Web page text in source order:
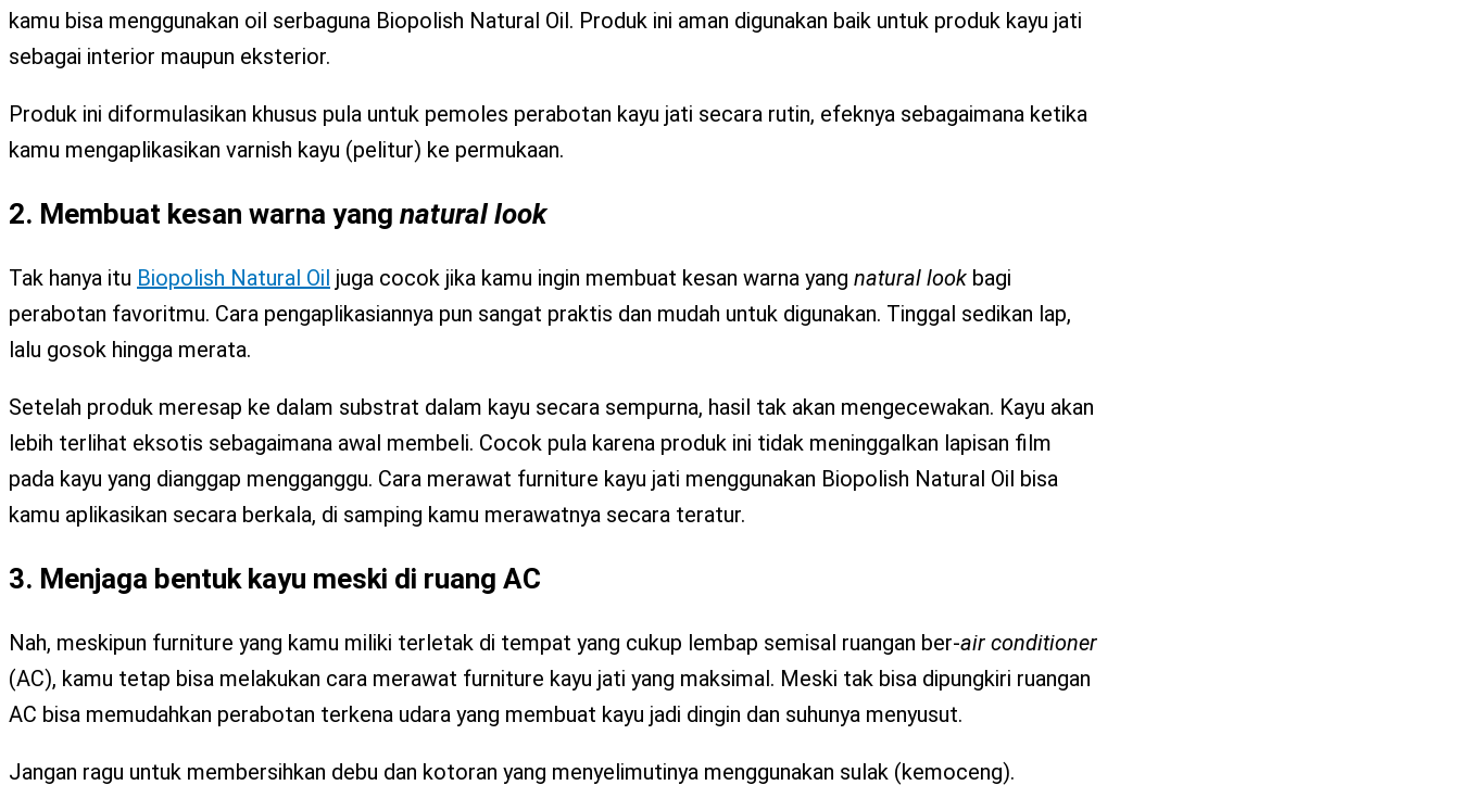
kamu bisa menggunakan oil serbaguna Biopolish Natural Oil. Produk ini aman digunakan baik untuk produk kayu jati
sebagai interior maupun eksterior.
Produk ini diformulasikan khusus pula untuk pemoles perabotan kayu jati secara rutin, efeknya sebagaimana ketika
kamu mengaplikasikan varnish kayu (pelitur) ke permukaan.
2. Membuat kesan warna yang natural look
Tak hanya itu Biopolish Natural Oil juga cocok jika kamu ingin membuat kesan warna yang natural look bagi
perabotan favoritmu. Cara pengaplikasiannya pun sangat praktis dan mudah untuk digunakan. Tinggal sedikan lap,
lalu gosok hingga merata.
Setelah produk meresap ke dalam substrat dalam kayu secara sempurna, hasil tak akan mengecewakan. Kayu akan
lebih terlihat eksotis sebagaimana awal membeli. Cocok pula karena produk ini tidak meninggalkan lapisan film
pada kayu yang dianggap mengganggu. Cara merawat furniture kayu jati menggunakan Biopolish Natural Oil bisa
kamu aplikasikan secara berkala, di samping kamu merawatnya secara teratur.
3. Menjaga bentuk kayu meski di ruang AC
Nah, meskipun furniture yang kamu miliki terletak di tempat yang cukup lembap semisal ruangan ber-air conditioner
(AC), kamu tetap bisa melakukan cara merawat furniture kayu jati yang maksimal. Meski tak bisa dipungkiri ruangan
AC bisa memudahkan perabotan terkena udara yang membuat kayu jadi dingin dan suhunya menyusut.
Jangan ragu untuk membersihkan debu dan kotoran yang menyelimutinya menggunakan sulak (kemoceng).